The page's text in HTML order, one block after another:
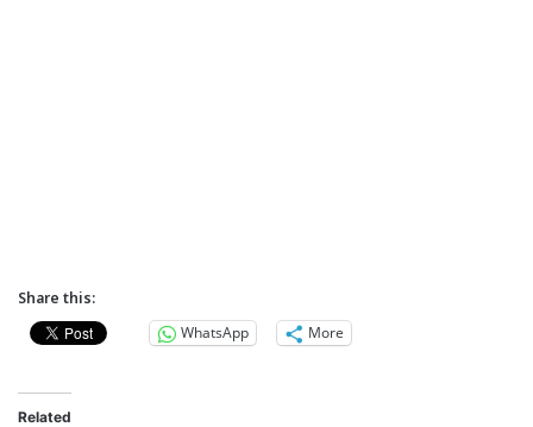
Share this:
WhatsApp
More
Related